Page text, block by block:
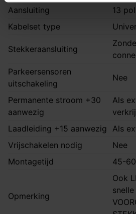
Aansluiting
13
Kabelset type
Stekkeraansluiting
Parkeersensoren
uitschakeling
Nee
Permanente stroom +30
aanwezig
Als
Laadleiding +15 aanwezig Als
Vrijschakelen nodig
Nee
Montagetijd
45-
Opmerking
Ook